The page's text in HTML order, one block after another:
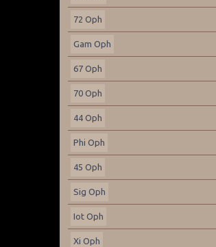
72 Oph
Gam Oph
67 Oph
70 Oph
44 Oph
Phi Oph
45 Oph
Sig Oph
Iot Oph
Xi Oph